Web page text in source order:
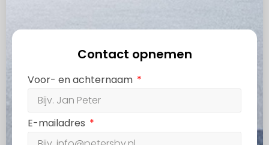
Contact opnemen
Voor- en achternaam
E-mailadres